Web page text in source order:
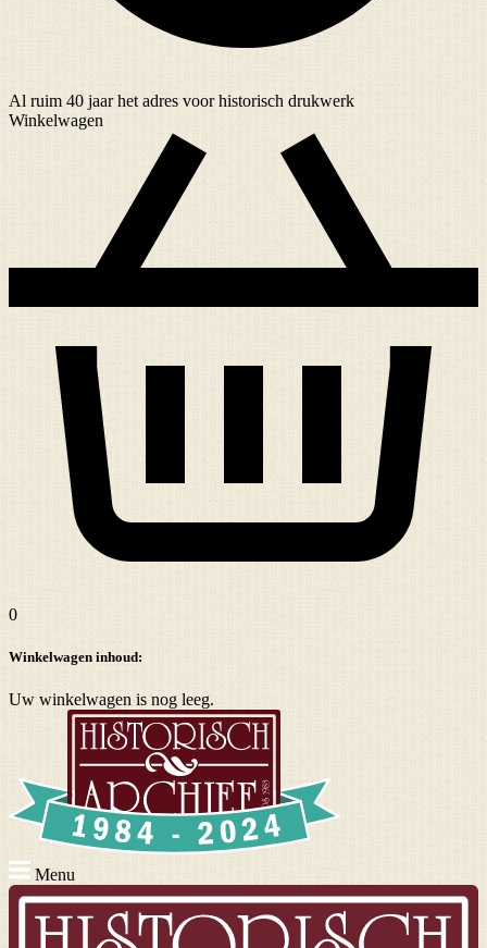
Al ruim 40 jaarhet adres voor historisch drukwerk
Winkelwagen
0
Winkelwagen inhoud:
Uw winkelwagen is nog leeg.
Menu